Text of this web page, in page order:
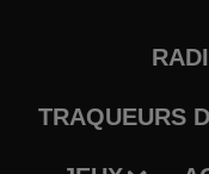
TRAQUEURS